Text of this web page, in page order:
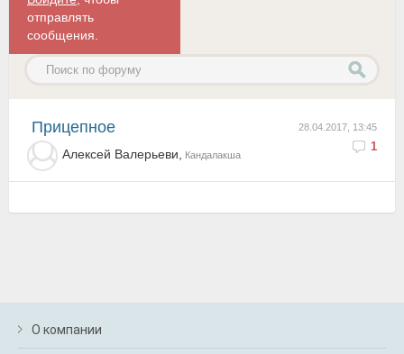
отправлять
сообщения.
28.04.2017, 13:45
1
прицепное
Алексей Валерьеви, Кандалакша
О компании